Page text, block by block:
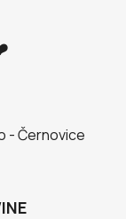
- Černovice